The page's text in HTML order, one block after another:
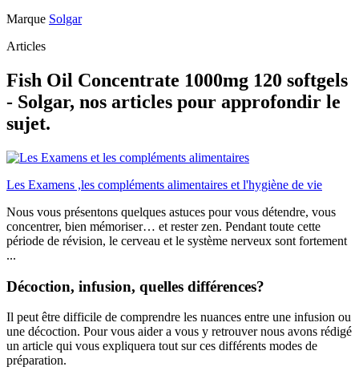
Marque Solgar
Articles
Fish Oil Concentrate 1000mg 120 softgels
- Solgar, nos articles pour approfondir le
sujet.
Les Examens ,les compléments alimentaires et l'hygiène de vie
Nous vous présentons quelques astuces pour vous détendre, vous
concentrer, bien mémoriser… et rester zen. Pendant toute cette
période de révision, le cerveau et le système nerveux sont fortement
...
Décoction, infusion, quelles différences?
Il peut être difficile de comprendre les nuances entre une infusion ou
une décoction. Pour vous aider a vous y retrouver nous avons rédigé
un article qui vous expliquera tout sur ces différents modes de
préparation.